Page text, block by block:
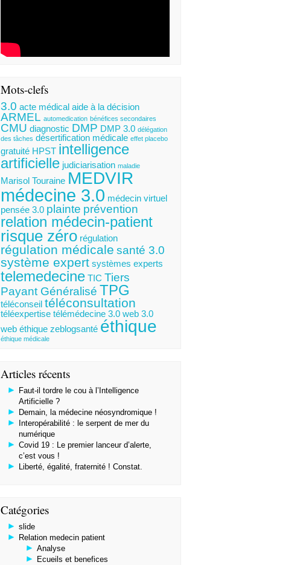
Mots-clefs
3.0 acte médical aide à la décision
ARMEL automedication bénéfices secondaires
CMU diagnostic DMP DMP 3.0 délégation
des tâches désertification médicale effet placebo
gratuité HPST intelligence
artificielle judiciarisation maladie
Marisol Touraine MEDVIR
médecine 3.0 médecin virtuel
pensée 3.0 plainte prévention
relation médecin-patient
risque zéro régulation
régulation médicale santé 3.0
système expert systèmes experts
telemedecine TIC Tiers
Payant Généralisé TPG
téléconseil téléconsultation
téléexpertise télémédecine 3.0 web 3.0
web éthique zeblogsanté éthique
éthique médicale
Articles récents
Faut-il tordre le cou à l’Intelligence
Artificielle ?
Demain, la médecine néosyndromique !
Interopérabilité : le serpent de mer du
numérique
Covid 19 : Le premier lanceur d’alerte,
c’est vous !
Liberté, égalité, fraternité ! Constat.
Catégories
slide
Relation medecin patient
Analyse
Ecueils et benefices